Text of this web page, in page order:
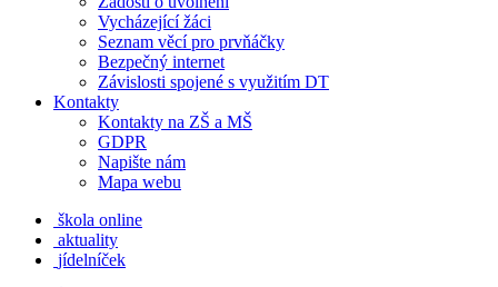
Vycházející žáci
Seznam věcí pro prvňáčky
Bezpečný internet
Závislosti spojené s využitím DT
Kontakty
Kontakty na ZŠ a MŠ
GDPR
Napište nám
Mapa webu
škola online
aktuality
jídelníček